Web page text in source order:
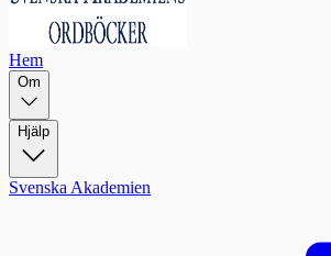
Hem
Om
Hjälp
Svenska Akademien